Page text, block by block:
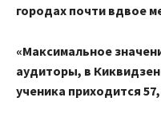
городах почти вдвое
«Максимальное
аудиторы, в
ученика приходится